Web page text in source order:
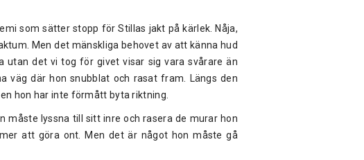
som sätter stopp för Stillas jakt på kärlek. Nåja,
Men det mänskliga behovet av att känna hud
det vi tog för givet visar sig vara svårare än
väg där hon snubblat och rasat fram. Längs den
hon har inte förmått byta riktning.
måste lyssna till sitt inre och rasera de murar hon
att göra ont. Men det är något hon måste gå